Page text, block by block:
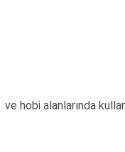
ve hobi alanlarında